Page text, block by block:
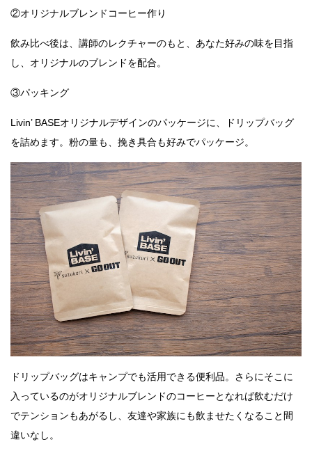
②オリジナルブレンドコーヒー作り
飲み比べ後は、講師のレクチャーのもと、あなた好みの味を目指
し、オリジナルのブレンドを配合。
③パッキング
Livin’ BASEオリジナルデザインのパッケージに、ドリップバッグ
を詰めます。粉の量も、挽き具合も好みでパッケージ。
ドリップバッグはキャンプでも活用できる便利品。さらにそこに
入っているのがオリジナルブレンドのコーヒーとなれば飲むだけ
でテンションもあがるし、友達や家族にも飲ませたくなること間
違いなし。